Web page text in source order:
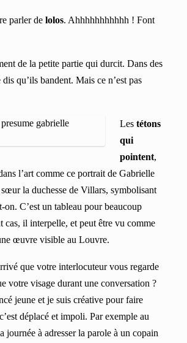
parler de lolos. Ahhhhhhhhhhh ! Font
de la petite partie qui durcit. Dans des
qu’ils bandent. Mais ce n’est pas
Les tétons
qui
pointent,
l’art comme ce portrait de Gabrielle
sœur la duchesse de Villars, symbolisant
on. C’est un tableau pour beaucoup
cas, il interpelle, et peut être vu comme
œuvre visible au Louvre.
que votre interlocuteur vous regarde
votre visage durant une conversation ?
jeune et je suis créative pour faire
déplacé et impoli. Par exemple au
journée à adresser la parole à un copain